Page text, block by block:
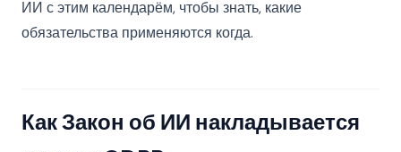
ИИ с этим календарём, чтобы знать, какие
обязательства применяются когда.
Как Закон об ИИ накладывается